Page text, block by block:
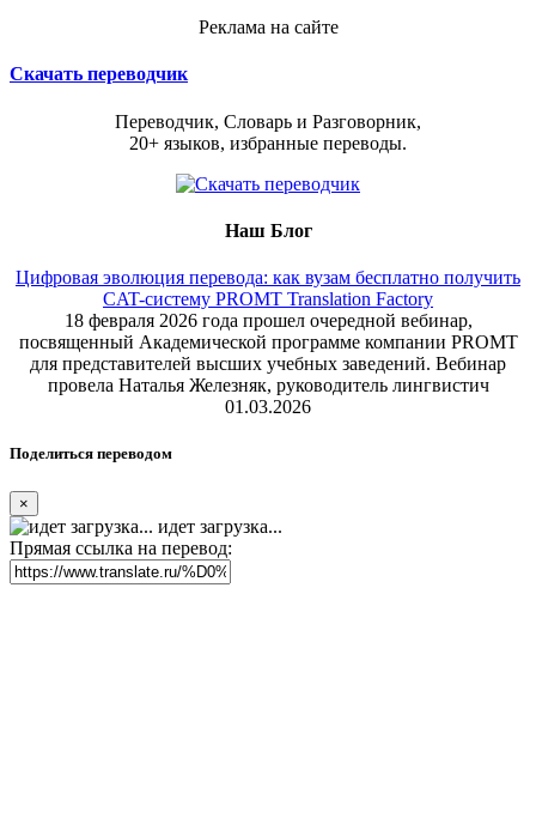
Реклама на сайте
Скачать переводчик
Переводчик, Словарь и Разговорник,
20+ языков, избранные переводы.
Наш Блог
Цифровая эволюция перевода: как вузам бесплатно получить
CAT-систему PROMT Translation Factory
18 февраля 2026 года прошел очередной вебинар,
посвященный Академической программе компании PROMT
для представителей высших учебных заведений. Вебинар
провела Наталья Железняк, руководитель лингвистич
01.03.2026
Поделиться переводом
×
идет загрузка...
Прямая ссылка на перевод: